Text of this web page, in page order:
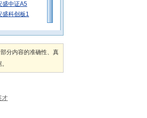
盛中证A5
盛科创板1
金
盛优化收益
优化收益
分内容的准确性、真
才